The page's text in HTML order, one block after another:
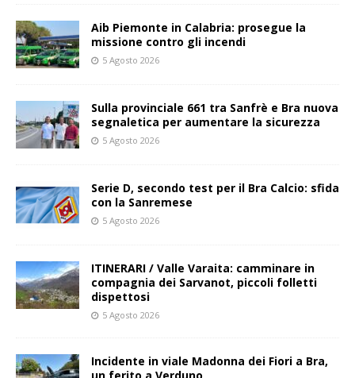
Aib Piemonte in Calabria: prosegue la
missione contro gli incendi
5 Agosto 2026
Sulla provinciale 661 tra Sanfrè e Bra nuova
segnaletica per aumentare la sicurezza
5 Agosto 2026
Serie D, secondo test per il Bra Calcio: sfida
con la Sanremese
5 Agosto 2026
ITINERARI / Valle Varaita: camminare in
compagnia dei Sarvanot, piccoli folletti
dispettosi
5 Agosto 2026
Incidente in viale Madonna dei Fiori a Bra,